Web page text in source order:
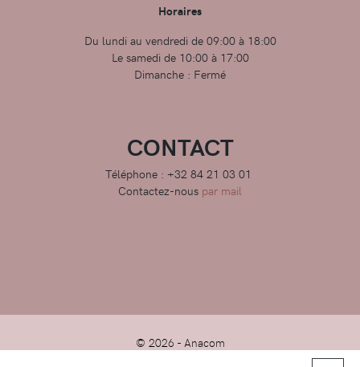
Horaires
Du lundi au vendredi de 09:00 à 18:00
Le samedi de 10:00 à 17:00
Dimanche : Fermé
CONTACT
Téléphone : +32 84 21 03 01
Contactez-nous par mail
© 2026 - Anacom